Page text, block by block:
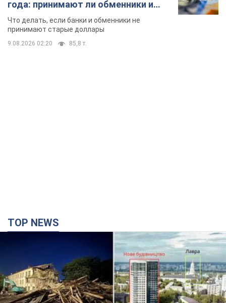
года: принимают ли обменники и
банки такие купюры
Что делать, если банки и обменники не
принимают старые доллары
9.08.2026 02:20 85,8 т.
TOP NEWS